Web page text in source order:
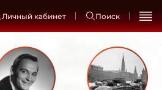
Личный кабинет Поиск